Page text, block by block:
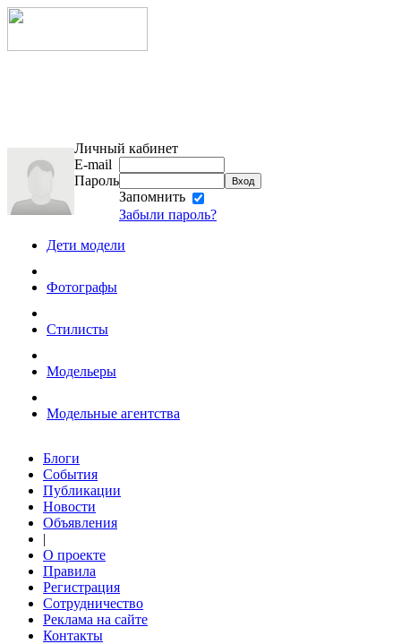
Личный кабинет
E-mail
Пароль
Запомнить
Забыли пароль?
Дети модели
Фотографы
Стилисты
Модельеры
Модельные агентства
Блоги
События
Публикации
Новости
Объявления
|
О проекте
Правила
Регистрация
Сотрудничество
Реклама на сайте
Контакты